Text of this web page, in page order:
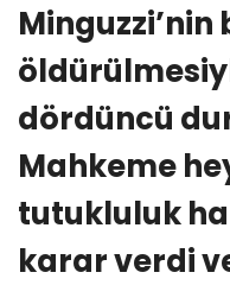
dördüncü
Mahkeme
tutukluluk
karar verdi